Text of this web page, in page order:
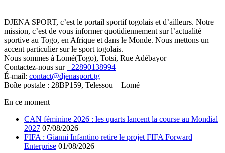
DJENA SPORT, c’est le portail sportif togolais et d’ailleurs. Notre
mission, c’est de vous informer quotidiennement sur l’actualité
sportive au Togo, en Afrique et dans le Monde. Nous mettons un
accent particulier sur le sport togolais.
Nous sommes à Lomé(Togo), Totsi, Rue Adébayor
Contactez-nous sur+22890138994
É-mail: contact@djenasport.tg
Boîte postale : 28BP159, Telessou – Lomé
En ce moment
CAN féminine 2026 : les quarts lancent la course au Mondial
2027 07/08/2026
FIFA : Gianni Infantino retire le projet FIFA Forward
Enterprise 01/08/2026